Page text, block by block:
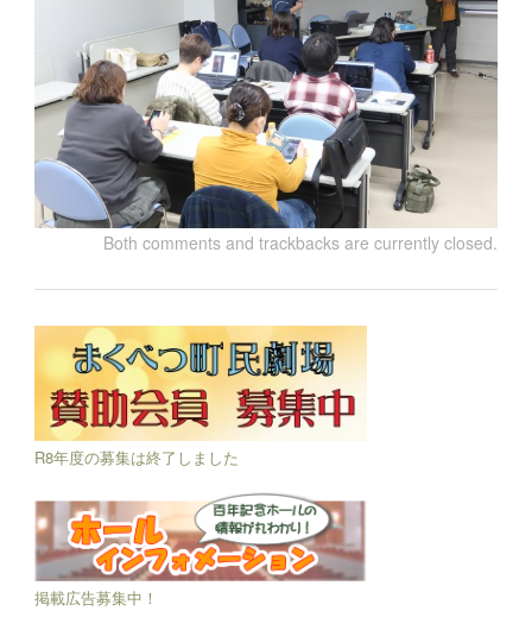
Both comments and trackbacks are currently closed.
R8年度の募集は終了しました
掲載広告募集中！